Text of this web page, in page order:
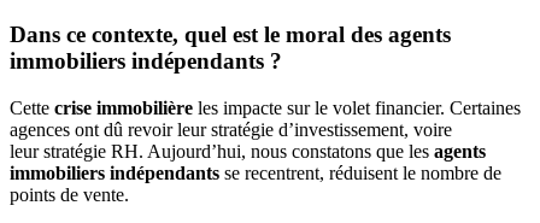
Dans ce contexte, quel est le moral des agents
immobiliers indépendants ?
Cette crise immobilière les impacte sur le volet financier. Certaines
agences ont dû revoir leur stratégie d’investissement, voire
leur stratégie RH. Aujourd’hui, nous constatons que les agents
immobiliers indépendants se recentrent, réduisent le nombre de
points de vente.